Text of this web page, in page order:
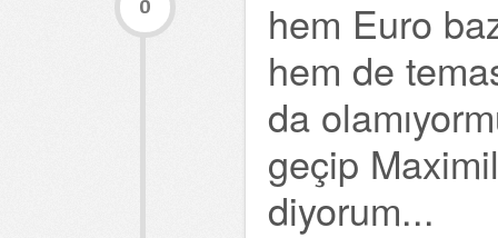
0
hem Euro
hem de
da
geçip
diyorum...